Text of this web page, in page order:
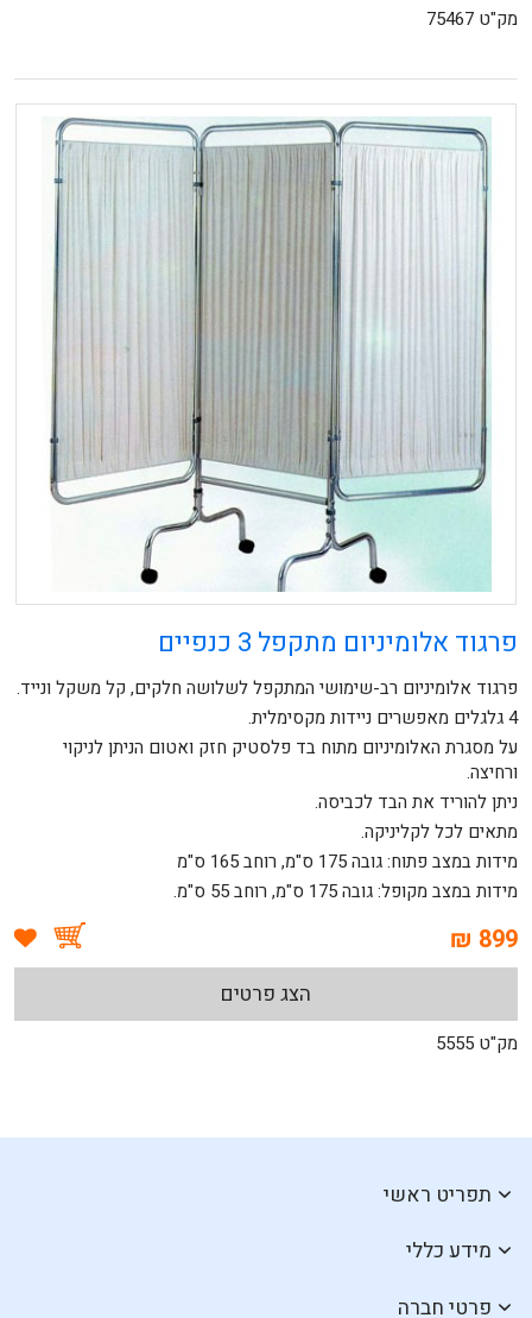
מק"ט 75467
פרגוד אלומיניום מתקפל 3 כנפיים
פרגוד אלומיניום רב-שימושי המתקפל לשלושה חלקים, קל משקל ונייד.
4 גלגלים מאפשרים ניידות מקסימלית.
על מסגרת האלומיניום מתוח בד פלסטיק חזק ואטום הניתן לניקוי
ורחיצה.
ניתן להוריד את הבד לכביסה.
מתאים לכל לקליניקה.
מידות במצב פתוח: גובה 175 ס"מ, רוחב 165 ס"מ
מידות במצב מקופל: גובה 175 ס"מ, רוחב 55 ס"מ.
899 ₪
הצג פרטים
מק"ט 5555
תפריט ראשי
מידע כללי
פרטי חברה